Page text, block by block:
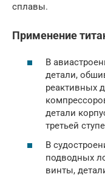
сплавы.
Применение
В
детали,
реактивных
детали
третьей
В
подводных
винты,